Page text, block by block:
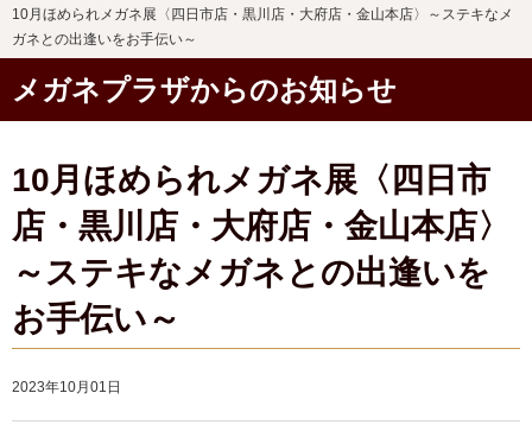
10月ほめられメガネ展〈四日市店・黒川店・大府店・金山本店〉～ステキなメ
ガネとの出逢いをお手伝い～
メガネプラザからのお知らせ
10月ほめられメガネ展〈四日市
店・黒川店・大府店・金山本店〉
～ステキなメガネとの出逢いを
お手伝い～
2023年10月01日